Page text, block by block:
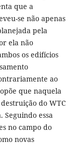
que a
se não apenas
pela
ela não
os edifícios
ao
que naquela
do WTC
Seguindo essa
no campo do
novas